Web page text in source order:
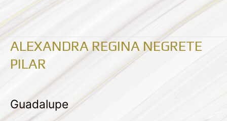
ALEXANDRA REGINA NEGRETE
PILAR
Guadalupe
ALEXANDRA
REGINA
NEGRETE
PILAR